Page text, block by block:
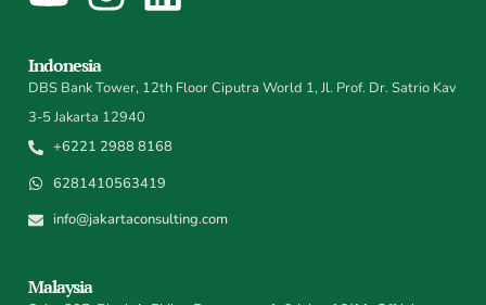
Indonesia
DBS Bank Tower, 12th Floor Ciputra World 1, Jl. Prof. Dr. Satrio Kav
3-5 Jakarta 12940
+6221 2988 8168
6281410563419
info@jakartaconsulting.com
Malaysia